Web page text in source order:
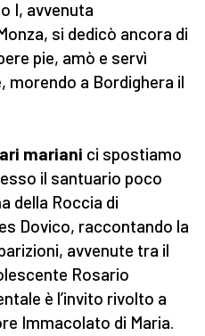
I, avvenuta
si dedicò ancora di
pie, amò e servì
morendo a Bordighera il
mariani ci spostiamo
il santuario poco
della Roccia di
Dovico, raccontando la
avvenute tra il
Rosario
è l’invito rivolto a
Immacolato di Maria.